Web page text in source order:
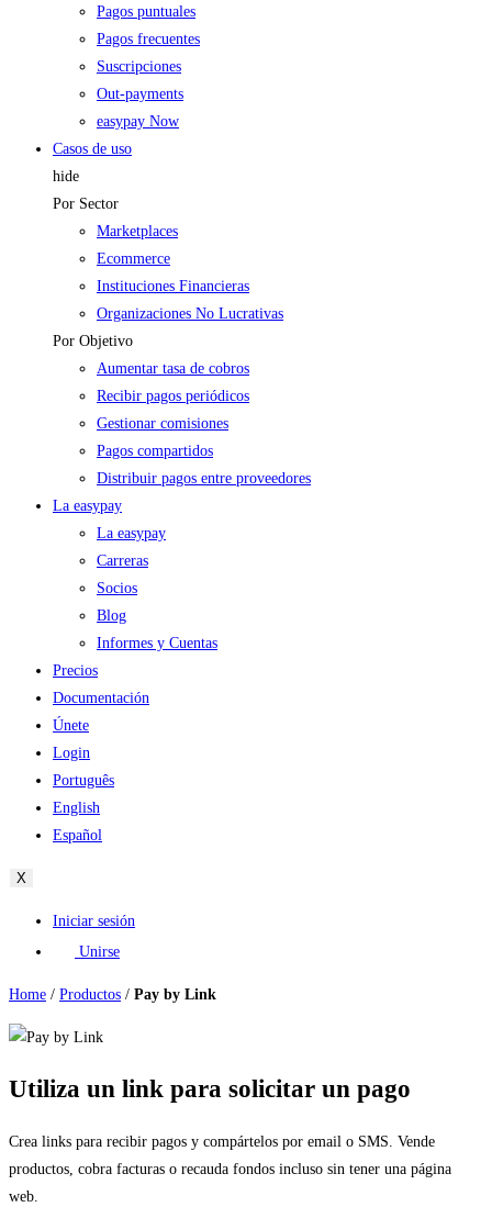
Pagos puntuales
Pagos frecuentes
Suscripciones
Out-payments
easypay Now
Casos de uso
hide
Por Sector
Marketplaces
Ecommerce
Instituciones Financieras
Organizaciones No Lucrativas
Por Objetivo
Aumentar tasa de cobros
Recibir pagos periódicos
Gestionar comisiones
Pagos compartidos
Distribuir pagos entre proveedores
La easypay
La easypay
Carreras
Socios
Blog
Informes y Cuentas
Precios
Documentación
Únete
Login
Português
English
Español
X
Iniciar sesión
Unirse
Home / Productos / Pay by Link
Utiliza un link para solicitar un pago
Crea links para recibir pagos y compártelos por email o SMS. Vende
productos, cobra facturas o recauda fondos incluso sin tener una página
web.